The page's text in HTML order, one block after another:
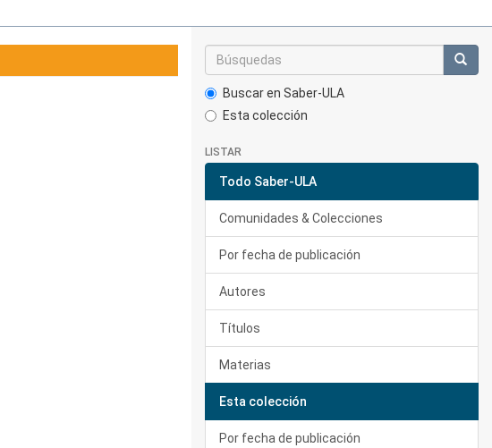
Buscar en Saber-ULA
Esta colección
LISTAR
Todo Saber-ULA
Comunidades & Colecciones
Por fecha de publicación
Autores
Títulos
Materias
Esta colección
Por fecha de publicación